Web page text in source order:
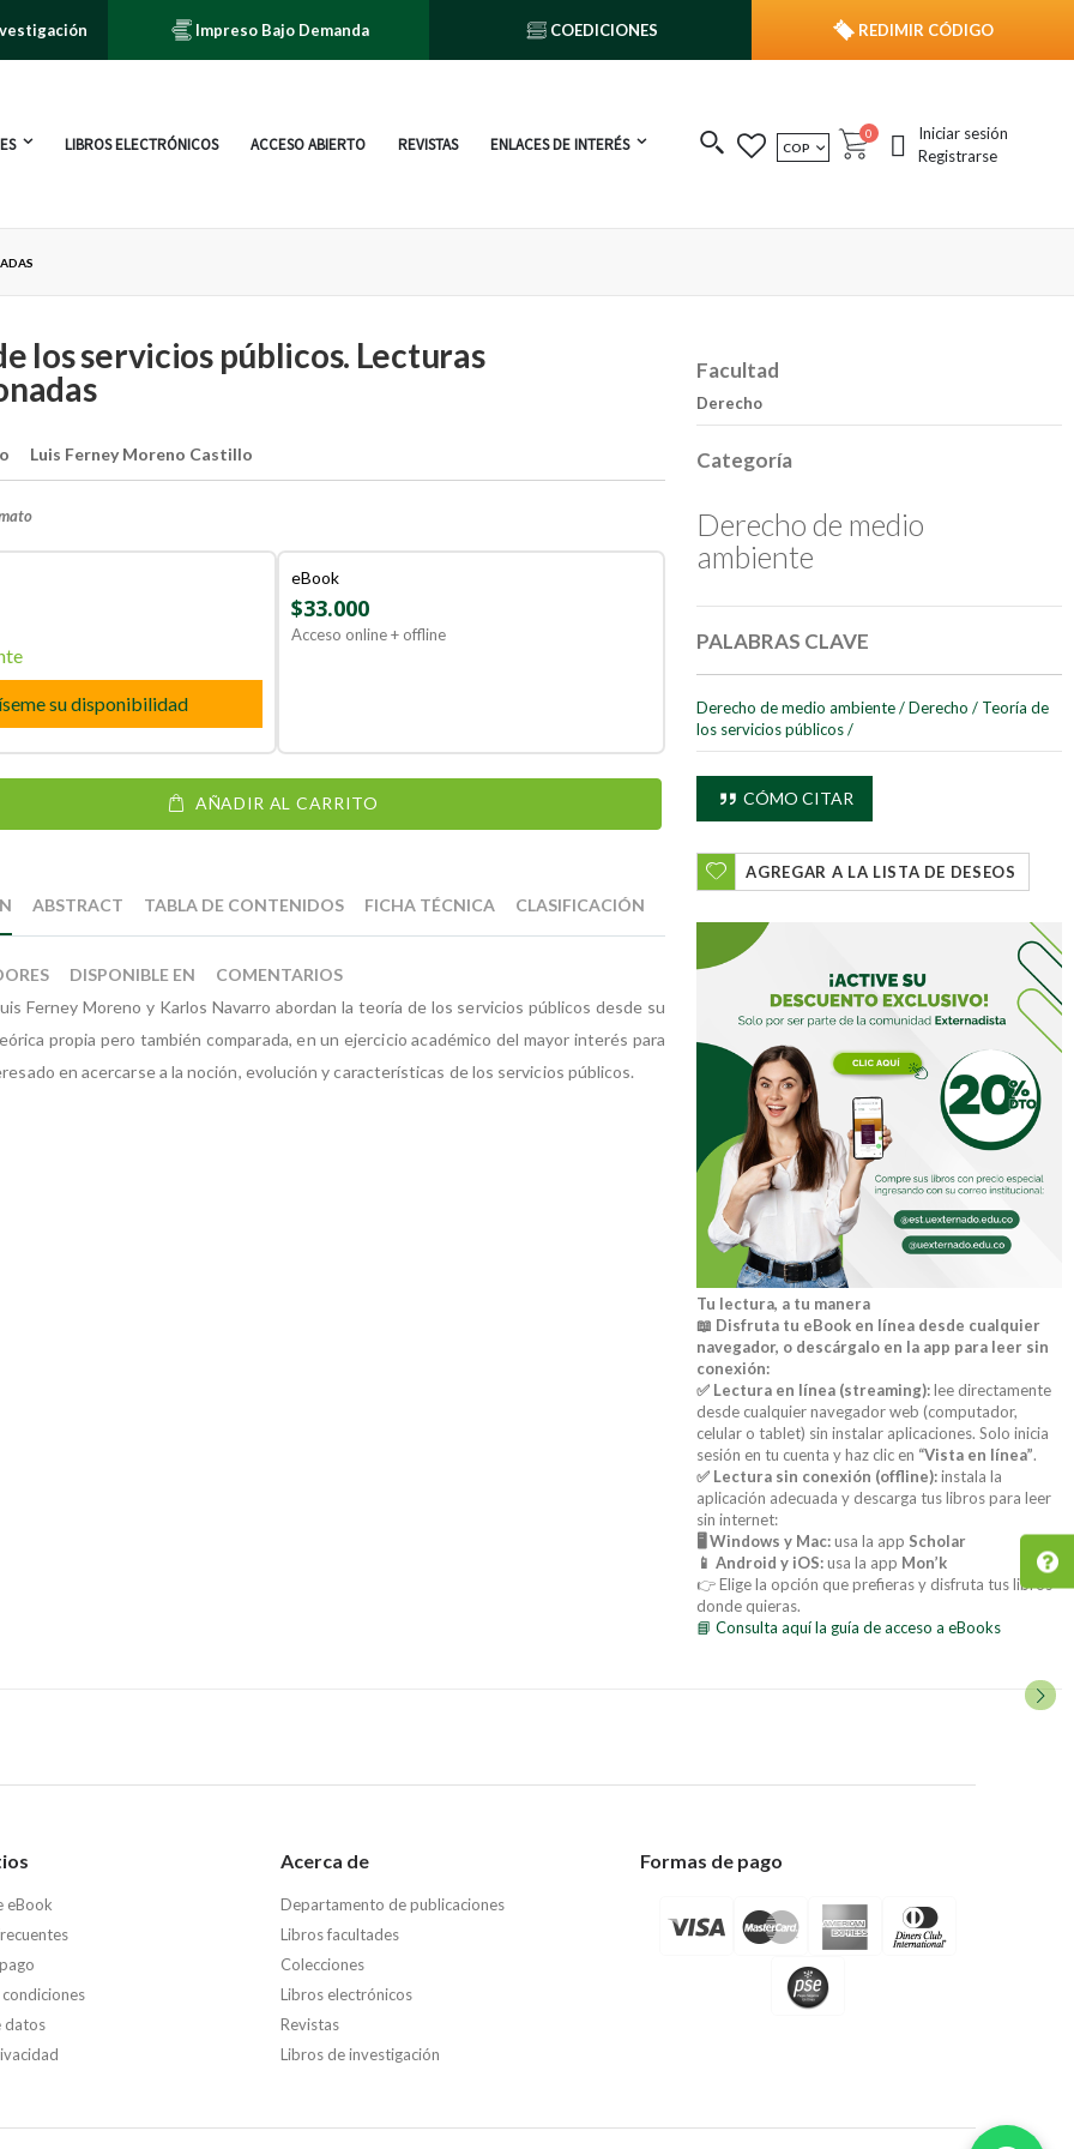
Impreso Bajo Demanda COEDICIONES REDIMIR CÓDIGO
LIBROS ELECTRÓNICOS ACCESO ABIERTO REVISTAS ENLACES DE INTERÉS MONEDA
COP Cart
0 publicacionesIniciar sesión
Registrarse
los servicios públicos. Lecturas
Luis Ferney Moreno Castillo
su disponibilidad
eBook
$33.000
Acceso online + offline
AÑADIR AL CARRITO
Ferney Moreno y Karlos Navarro abordan la teoría de los servicios públicos desde su
propia pero también comparada, en un ejercicio académico del mayor interés para
en acercarse a la noción, evolución y características de los servicios públicos.
ABSTRACT TABLA DE CONTENIDOS FICHA TÉCNICA CLASIFICACIÓN
DISPONIBLE EN COMENTARIOS
Facultad
Derecho
Categoría
Derecho de medio
ambiente
PALABRAS CLAVE
Derecho de medio ambiente / Derecho / Teoría de
los servicios públicos /
CÓMO CITAR
AGREGAR A LA LISTA DE DESEOS
Tu lectura, a tu manera
📖 Disfruta tu eBook en línea desde cualquier
navegador, o descárgalo en la app para leer sin
conexión:
✅ Lectura en línea (streaming):lee directamente
desde cualquier navegador web (computador,
celular o tablet) sin instalar aplicaciones. Solo inicia
sesión en tu cuenta y haz clic en “Vista en línea”.
✅ Lectura sin conexión (offline):instala la
aplicación adecuada y descarga tus libros para leer
sin internet:
🖥️ Windows y Mac:usa la app Scholar
📱 Android y iOS:usa la app Mon’k
👉 Elige la opción que prefieras y disfruta tus libros
donde quieras.
📘 Consulta aquí la guía de acceso a eBooks
eBook
datos
Acerca de
Departamento de publicaciones
Libros facultades
Colecciones
Libros electrónicos
Revistas
Libros de investigación
Formas de pago